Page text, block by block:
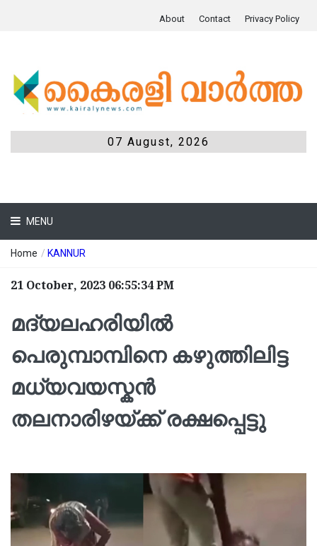
About Contact Privacy Policy
07 August, 2026
MENU
Home / KANNUR
21 October, 2023 06:55:34 PM
മദ്യലഹരിയിൽ
പെരുമ്പാമ്പിനെ കഴുത്തിലിട്ട
മധ്യവയസ്കൻ
തലനാരിഴയ്ക്ക് രക്ഷപ്പെട്ടു